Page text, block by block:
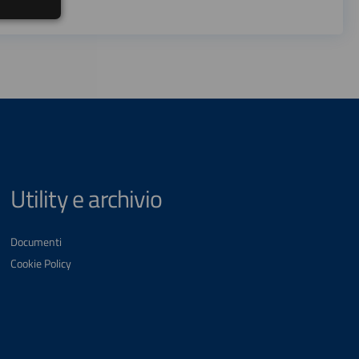
Utility e archivio
Documenti
Cookie Policy